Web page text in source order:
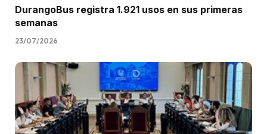
DurangoBus registra 1.921 usos en sus primeras
semanas
23/07/2026